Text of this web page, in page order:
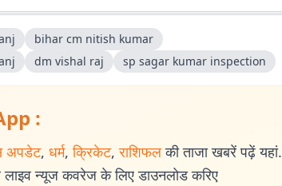
bihar cm nitish kumar
dm vishal raj sp sagar kumar inspection
:
अपडेट, धर्म, क्रिकेट, राशिफल की ताजा खबरें पढ़ें यहां.
न्यूज कवरेज के लिए डाउनलोड करिए